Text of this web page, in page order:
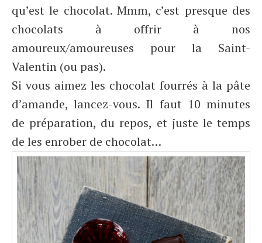
qu’est le chocolat. Mmm, c’est presque des
chocolats à offrir à nos
amoureux/amoureuses pour la Saint-
Valentin (ou pas).
Si vous aimez les chocolat fourrés à la pâte
d’amande, lancez-vous. Il faut 10 minutes
de préparation, du repos, et juste le temps
de les enrober de chocolat…